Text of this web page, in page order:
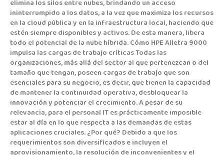
elimina los silos entre nubes, brindando un acceso
ininterrumpido a los datos, a la vez que maximiza los recursos
en la cloud pública y en la infraestructura local, haciendo que
estén siempre disponibles y activos. De esta manera, libera
todo el potencial de la nube híbrida. Cómo HPE Alletra 9000
impulsa las cargas de trabajo críticas Todas las
organizaciones, más allá del sector al que pertenezcan o del
tamaño que tengan, poseen cargas de trabajo que son
esenciales para su negocio, es decir, que tienen la capacidad
de mantener la continuidad operativa, desbloquear la
innovación y potenciar el crecimiento. A pesar de su
relevancia, para el personal IT es prácticamente imposible
estar al día en lo que respecta a las demandas de estas
aplicaciones cruciales. ¿Por qué? Debido a que los
requerimientos son diversificados e incluyen el
aprovisionamiento, la resolución de inconvenientes y el